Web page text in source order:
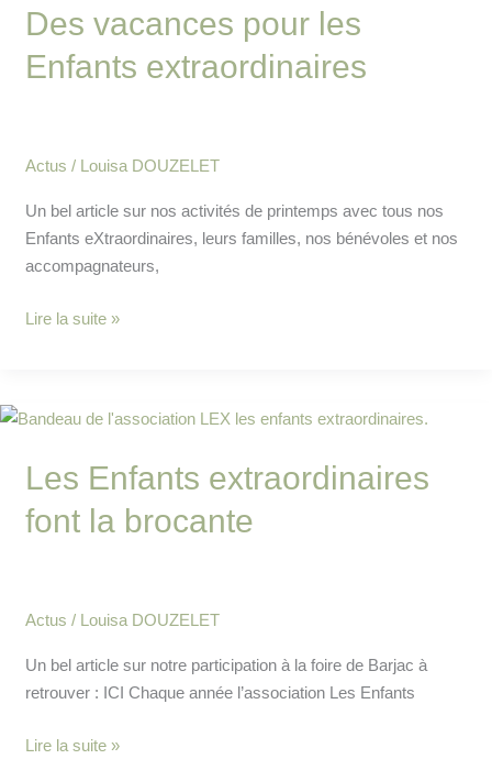
Des vacances pour les
Enfants extraordinaires
Actus / Louisa DOUZELET
Un bel article sur nos activités de printemps avec tous nos
Enfants eXtraordinaires, leurs familles, nos bénévoles et nos
accompagnateurs,
Des
pour
Lire la suite »
Les Enfants extraordinaires
font la brocante
Actus / Louisa DOUZELET
Un bel article sur notre participation à la foire de Barjac à
retrouver : ICI Chaque année l’association Les Enfants
Les
extraordinaires
la
Lire la suite »